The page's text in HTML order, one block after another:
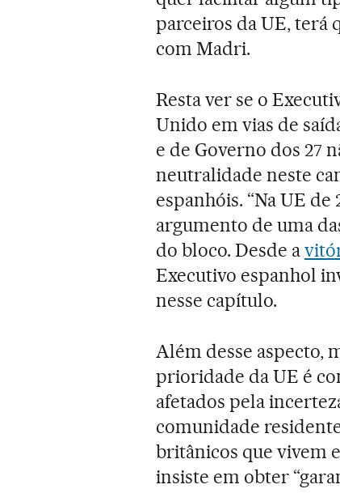
parceiros da UE, terá
com Madri.
Resta ver se o
Unido em vias de
e de Governo dos 27
neutralidade neste
espanhóis. “Na UE
argumento de uma
do bloco. Desde a
Executivo espanhol
nesse capítulo.
Além desse aspecto,
prioridade da UE é
afetados pela
comunidade
britânicos que vivem
insiste em obter